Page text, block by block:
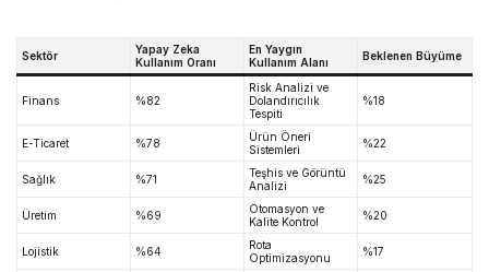
Sektör
Yapay Zeka
Kullanım Oranı
En Yaygın
Kullanım Alanı
Beklenen Büyüme
Finans %82
Risk Analizi ve
Dolandırıcılık
Tespiti
%18
E-Ticaret %78
Ürün Öneri
Sistemleri
%22
Sağlık %71
Teşhis ve Görüntü
Analizi
%25
Üretim %69
Otomasyon ve
Kalite Kontrol
%20
Lojistik %64
Rota
Optimizasyonu
%17